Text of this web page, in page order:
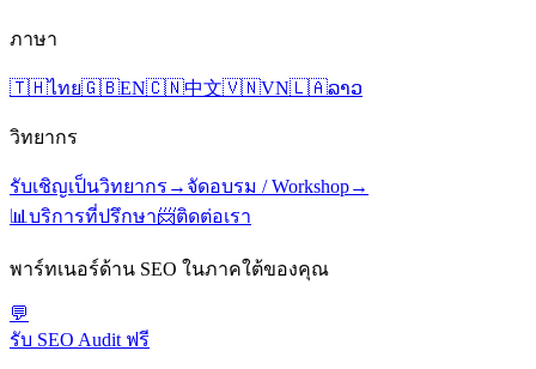
ภาษา
🇹🇭ไทย🇬🇧EN🇨🇳中文🇻🇳VN🇱🇦ລາວ
วิทยากร
รับเชิญเป็นวิทยากร → จัดอบรม / Workshop→
📊 บริการที่ปรึกษา📨ติดต่อเรา
พาร์ทเนอร์ด้าน SEO ในภาคใต้ของคุณ
💬
รับ SEO Audit ฟรี